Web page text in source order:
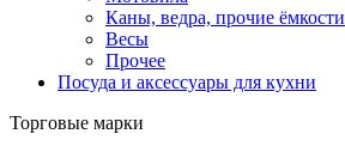
Каны, ведра, прочие ёмкости
Весы
Прочее
Посуда и аксессуары для кухни
Торговые марки